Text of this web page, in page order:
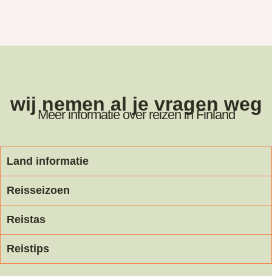
wij nemen al je vragen weg
Meer informatie over reizen in Finland
Land informatie
Reisseizoen
Reistas
Reistips